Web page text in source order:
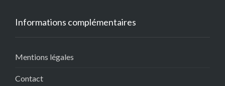
Informations complémentaires
Mentions légales
Contact